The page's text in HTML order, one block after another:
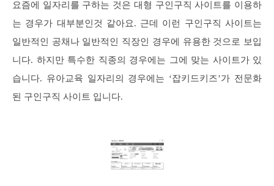
요즘에 일자리를 구하는 것은 대형 구인구직 사이트를 이용하
는 경우가 대부분인것 같아요. 근데 이런 구인구직 사이트는
일반적인 공채나 일반적인 직장인 경우에 유용한 것으로 보입
니다. 하지만 특수한 직종의 경우에는 그에 맞는 사이트가 있
습니다. 유아교육 일자리의 경우에는 ‘잡키드키즈’가 전문화
된 구인구직 사이트 입니다.